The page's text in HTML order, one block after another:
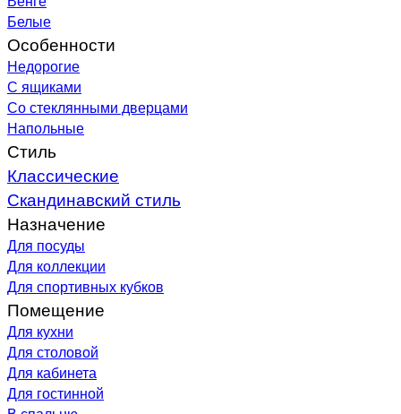
Белые
Особенности
Недорогие
С ящиками
Со стеклянными дверцами
Напольные
Стиль
Классические
Скандинавский стиль
Назначение
Для посуды
Для коллекции
Для спортивных кубков
Помещение
Для кухни
Для столовой
Для кабинета
Для гостинной